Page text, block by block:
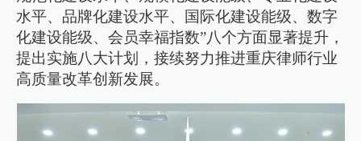
水平、品牌化建设水平、国际化建设能级、数字
化建设能级、会员幸福指数”八个方面显著提升，
提出实施八大计划，接续努力推进重庆律师行业
高质量改革创新发展。